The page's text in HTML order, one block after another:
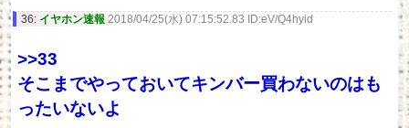
36: イヤホン速報 2018/04/25(水) 07:15:52.83 ID:eV/Q4hyid
>>33
そこまでやっておいてキンバー買わないのはも
ったいないよ